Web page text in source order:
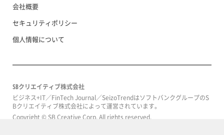
会社概要
セキュリティポリシー
個人情報について
SBクリエイティブ株式会社
ビジネス+IT／FinTech Journal／SeizoTrendはソフトバンクグループのS
Bクリエイティブ株式会社によって運営されています。
Copyright © SB Creative Corp. All rights reserved.